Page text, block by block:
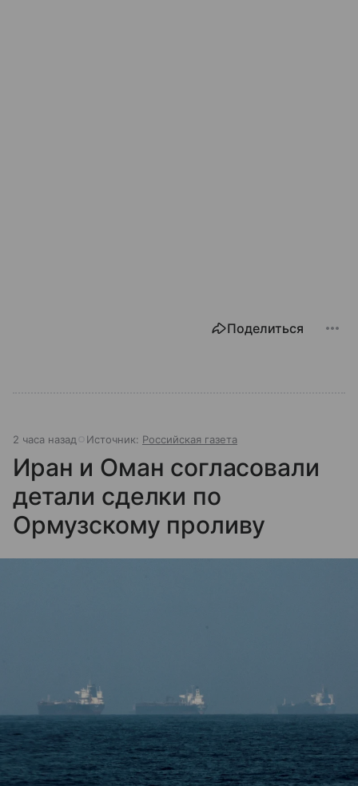
Поделиться
2 часа назад Источник: Российская газета
Иран и Оман согласовали
детали сделки по
Ормузскому проливу